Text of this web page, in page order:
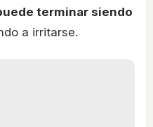
terminar siendo
a irritarse.